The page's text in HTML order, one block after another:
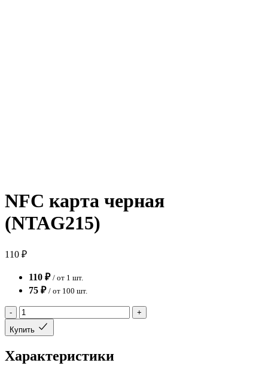
NFC карта черная
(NTAG215)
110 ₽
110 ₽ / от 1 шт.
75 ₽ / от 100 шт.
-
+
Купить
Характеристики